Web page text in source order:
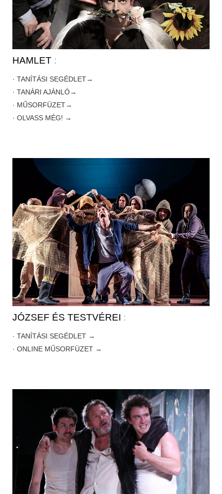
HAMLET :
· TANÍTÁSI SEGÉDLET→
· TANÁRI AJÁNLÓ→
· MŰSORFÜZET→
· OLVASS MÉG! →
JÓZSEF ÉS TESTVÉREI :
· TANÍTÁSI SEGÉDLET →
· ONLINE MŰSORFÜZET →